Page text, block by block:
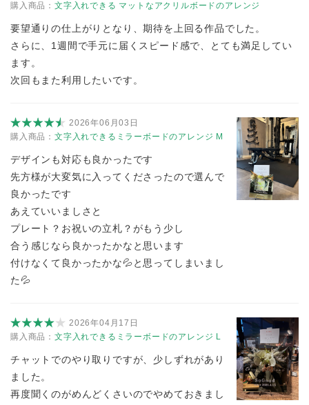
購入商品： 文字入れできる マットなアクリルボードのアレンジ
要望通りの仕上がりとなり、期待を上回る作品でした。
さらに、1週間で手元に届くスピード感で、とても満足してい
ます。
次回もまた利用したいです。
2026年06月03日
購入商品： 文字入れできるミラーボードのアレンジ M
デザインも対応も良かったです
先方様が大変気に入ってくださったので選んで
良かったです
あえていいましさと
プレート？お祝いの立札？がもう少し
合う感じなら良かったかなと思います
付けなくて良かったかな💦と思ってしまいまし
た💦
2026年04月17日
購入商品： 文字入れできるミラーボードのアレンジ L
チャットでのやり取りですが、少しずれがあり
ました。
再度聞くのがめんどくさいのでやめておきまし